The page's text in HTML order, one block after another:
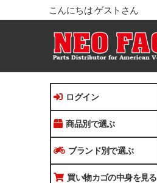
こんにちは ゲストさん
ログイン
商品別で選ぶ
ブランド別で選ぶ
買い物カゴの中身を見る